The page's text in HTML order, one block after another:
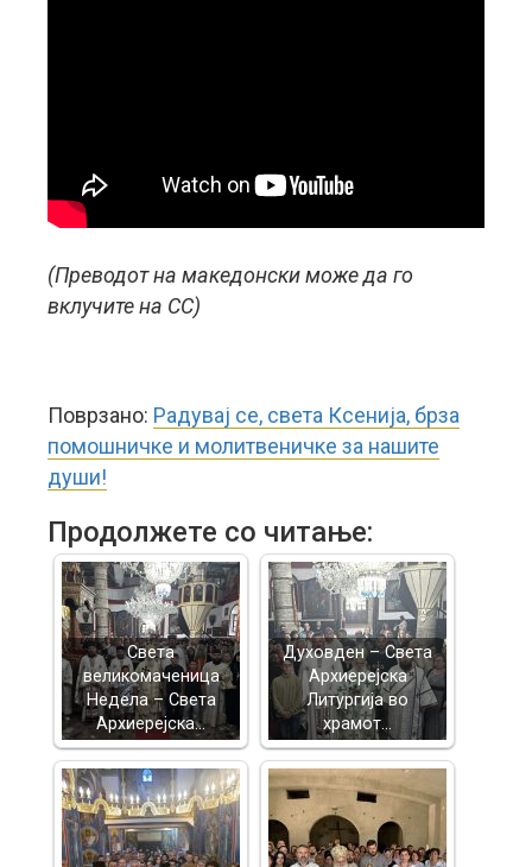
(Преводот на македонски може да го
вклучите на CC)
Поврзано: Радувај се, света Ксенија, брза
помошничке и молитвеничке за нашите
души!
Продолжете со читање:
Света
великомаченица
Недела – Света
Архиерејска…
Духовден – Света
Архиерејска
Литургија во
храмот…